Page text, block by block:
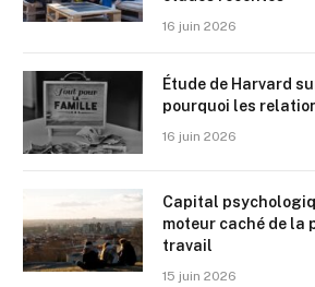
16 juin 2026
Étude de Harvard
pourquoi les
16 juin 2026
Capital
moteur caché de la
travail
15 juin 2026